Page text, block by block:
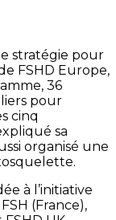
stratégie pour
FSHD Europe,
36
pour
cinq
sa
organisé une
à l’initiative
(France),